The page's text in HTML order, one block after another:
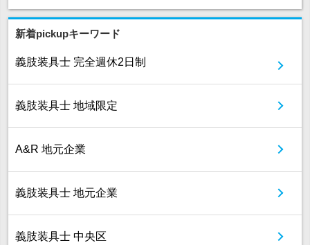
新着pickupキーワード
義肢装具士 完全週休2日制
義肢装具士 地域限定
A&R 地元企業
義肢装具士 地元企業
義肢装具士 中央区